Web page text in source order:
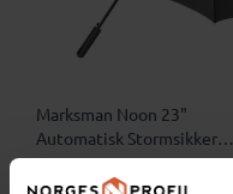
Marksman Noon 23"
Automatisk Stormsikker
Paraply
172 NOK